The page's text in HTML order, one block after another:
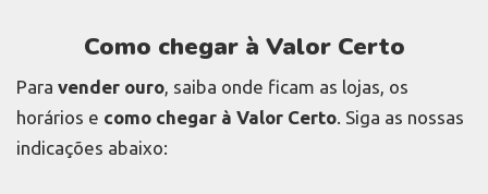
Como chegar à Valor Certo
Para vender ouro, saiba onde ficam as lojas, os
horários e como chegar à Valor Certo. Siga as nossas
indicações abaixo: